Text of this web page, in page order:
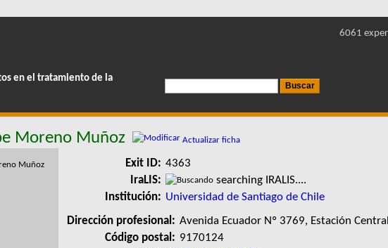
en el tratamiento de la
6061
Moreno Muñoz Actualizar ficha
Exit ID: 4363
IraLIS:
searching IRALIS....
Institución: Universidad de Santiago de Chile
Dirección profesional: Avenida Ecuador Nº 3769, Estación Central
Código postal: 9170124